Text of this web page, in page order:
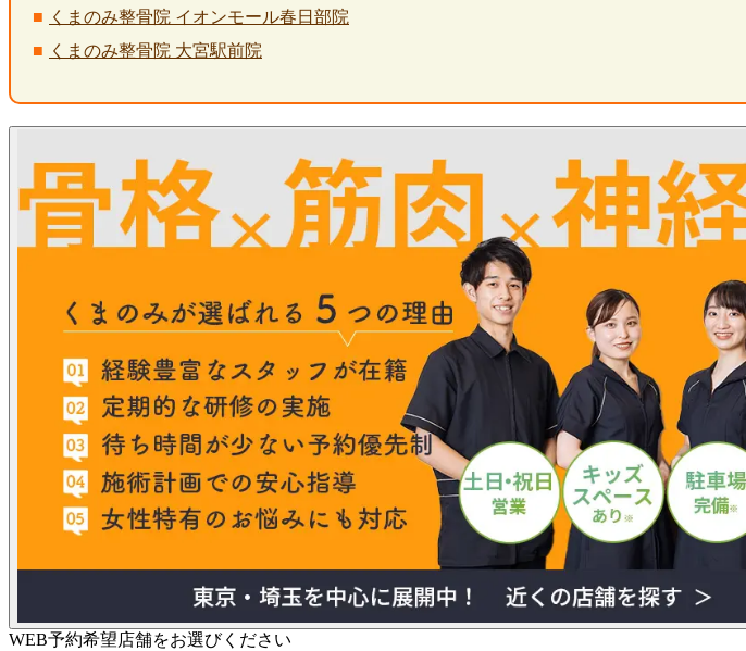
くまのみ整骨院 イオンモール春日部院
くまのみ整骨院 大宮駅前院
WEB予約希望店舗をお選びください